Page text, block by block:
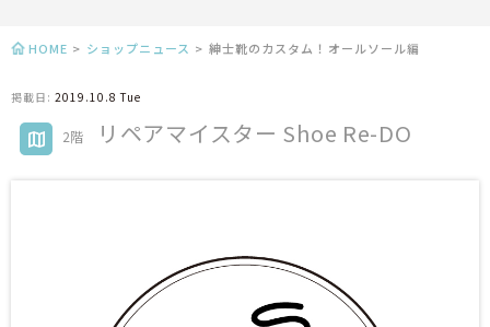
HOME > ショップニュース > 紳士靴のカスタム！オールソール編
掲載日: 2019.10.8 Tue
2階 リペアマイスター Shoe Re-DO